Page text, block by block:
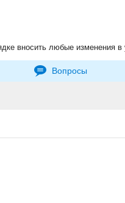
вносить любые изменения в
Вопросы